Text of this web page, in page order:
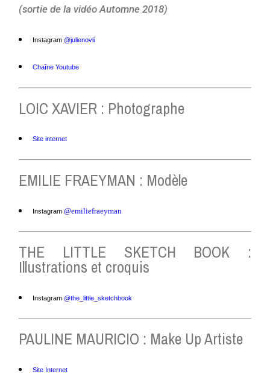
(sortie de la vidéo Automne 2018)
Instagram@julienovii
Chaîne Youtube
LOIC XAVIER : Photographe
Site internet
EMILIE FRAEYMAN : Modèle
Instagram@emiliefraeyman
THE LITTLE SKETCH BOOK :
Illustrations et croquis
Instagram@the_little_sketchbook
PAULINE MAURICIO : Make Up Artiste
Site Internet